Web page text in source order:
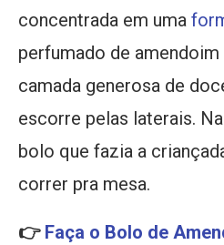
concentrada em uma
perfumado de
camada generosa de
escorre pelas laterais.
bolo que fazia a
correr pra mesa.
👉 Faça o Bolo de